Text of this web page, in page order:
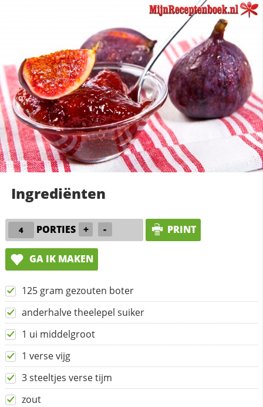
Ingrediënten
PORTIES + - PRINT
GA IK MAKEN
125 gram gezouten boter
anderhalve theelepel suiker
1 ui middelgroot
1 verse vijg
3 steeltjes verse tijm
zout